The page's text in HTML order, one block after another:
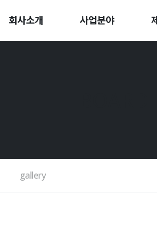
회사소개 사업분야
gallery